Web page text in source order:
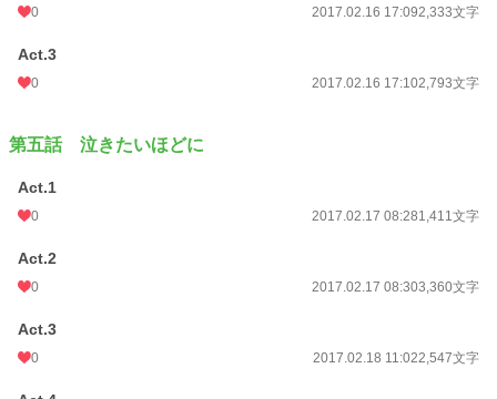
0 2017.02.16 17:092,333文字
Act.3
0 2017.02.16 17:102,793文字
第五話 泣きたいほどに
Act.1
0 2017.02.17 08:281,411文字
Act.2
0 2017.02.17 08:303,360文字
Act.3
0 2017.02.18 11:022,547文字